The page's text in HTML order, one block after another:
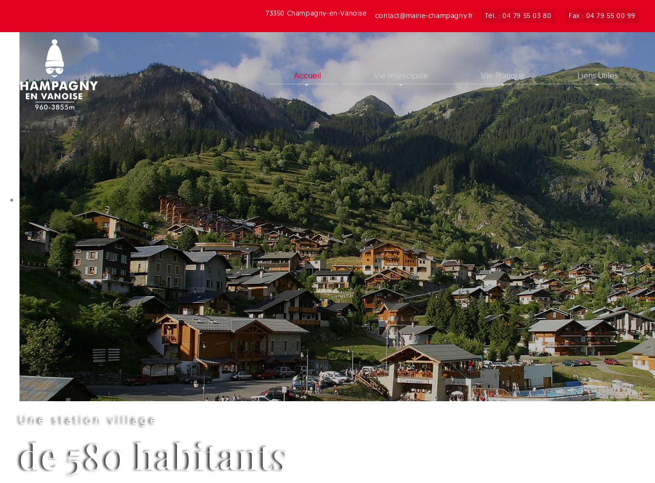
73350 Champagny-en-Vanoise contact@mairie-champagny.fr Tél. : 04 79 55 03 80 Fax : 04 79 55 00 99
Accueil Vie municipale Vie Pratique Liens Utiles
Une station village
de 580 habitants